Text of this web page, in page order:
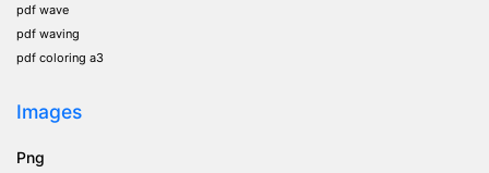
pdf wave
pdf waving
pdf coloring a3
Images
Png